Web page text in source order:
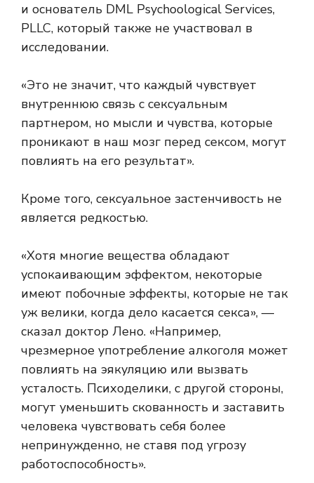
и основатель DML Psychoological Services,
PLLC, который также не участвовал в
исследовании.
«Это не значит, что каждый чувствует
внутреннюю связь с сексуальным
партнером, но мысли и чувства, которые
проникают в наш мозг перед сексом, могут
повлиять на его результат».
Кроме того, сексуальное застенчивость не
является редкостью.
«Хотя многие вещества обладают
успокаивающим эффектом, некоторые
имеют побочные эффекты, которые не так
уж велики, когда дело касается секса», —
сказал доктор Лено. «Например,
чрезмерное употребление алкоголя может
повлиять на эякуляцию или вызвать
усталость. Психоделики, с другой стороны,
могут уменьшить скованность и заставить
человека чувствовать себя более
непринужденно, не ставя под угрозу
работоспособность».